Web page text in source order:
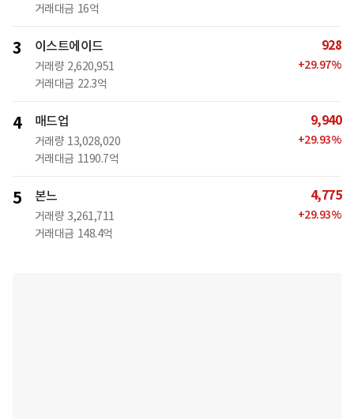
거래대금 16억
3 이스트에이드
거래량 2,620,951
거래대금 22.3억
928
+29.97%
4 매드업
거래량 13,028,020
거래대금 1190.7억
9,940
+29.93%
5 본느
거래량 3,261,711
거래대금 148.4억
4,775
+29.93%